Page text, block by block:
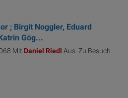
; Birgit Noggler, Eduard
Gög...
Mit Daniel Riedl Aus: Zu Besuch